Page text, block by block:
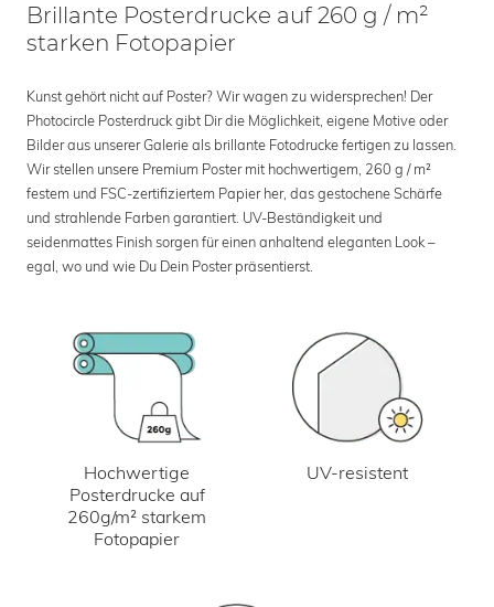
Brillante Posterdrucke auf 260 g / m²
starken Fotopapier
Kunst gehört nicht auf Poster? Wir wagen zu widersprechen! Der
Photocircle Posterdruck gibt Dir die Möglichkeit, eigene Motive oder
Bilder aus unserer Galerie als brillante Fotodrucke fertigen zu lassen.
Wir stellen unsere Premium Poster mit hochwertigem, 260 g / m²
festem und FSC-zertifiziertem Papier her, das gestochene Schärfe
und strahlende Farben garantiert. UV-Beständigkeit und
seidenmattes Finish sorgen für einen anhaltend eleganten Look –
egal, wo und wie Du Dein Poster präsentierst.
Hochwertige
Posterdrucke auf
260g/m² starkem
Fotopapier
UV-resistent